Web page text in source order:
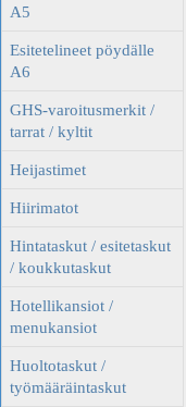
A5
Esitetelineet pöydälle
A6
GHS-varoitusmerkit /
tarrat / kyltit
Heijastimet
Hiirimatot
Hintataskut / esitetaskut
/ koukkutaskut
Hotellikansiot /
menukansiot
Huoltotaskut /
työmääräintaskut